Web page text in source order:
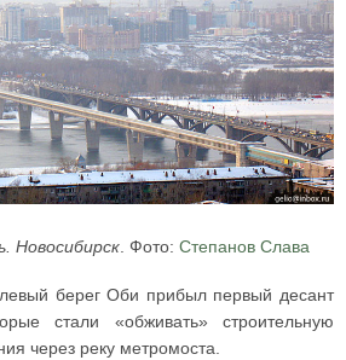
Новосибирск. Фото: Степанов Слава
берег Оби прибыл первый десант
стали «обживать» строительную
через реку метромоста.